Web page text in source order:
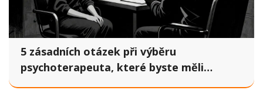
5 zásadních otázek při výběru
psychoterapeuta, které byste měli